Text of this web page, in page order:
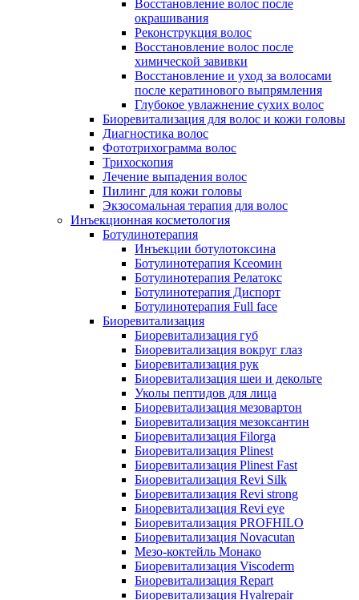
Восстановление волос после
окрашивания
Реконструкция волос
Восстановление волос после
химической завивки
Восстановление и уход за волосами
после кератинового выпрямления
Глубокое увлажнение сухих волос
Биоревитализация для волос и кожи головы
Диагностика волос
Фототрихограмма волос
Трихоскопия
Лечение выпадения волос
Пилинг для кожи головы
Экзосомальная терапия для волос
Инъекционная косметология
Ботулинотерапия
Инъекции ботулотоксина
Ботулинотерапия Ксеомин
Ботулинотерапия Релатокс
Ботулинотерапия Диспорт
Ботулинотерапия Full face
Биоревитализация
Биоревитализация губ
Биоревитализация вокруг глаз
Биоревитализация рук
Биоревитализация шеи и декольте
Уколы пептидов для лица
Биоревитализация мезовартон
Биоревитализация мезоксантин
Биоревитализация Filorga
Биоревитализация Plinest
Биоревитализация Plinest Fast
Биоревитализация Revi Silk
Биоревитализация Revi strong
Биоревитализация Revi eye
Биоревитализация PROFHILO
Биоревитализация Novacutan
Мезо-коктейль Монако
Биоревитализация Viscoderm
Биоревитализация Repart
Биоревитализация Hyalrepair